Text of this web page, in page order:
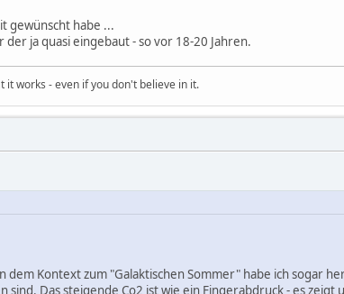
gewünscht habe ...
ja quasi eingebaut - so vor 18-20 Jahren.
it works - even if you don't believe in it.
dem Kontext zum "Galaktischen Sommer" habe ich sogar
sind. Das steigende Co2 ist wie ein Fingerabdruck - es